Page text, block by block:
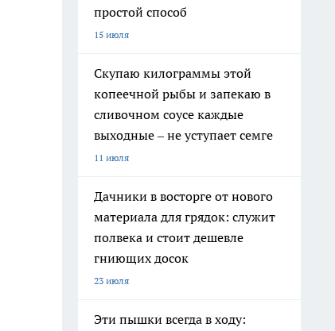
простой способ
15 июля
Скупаю килограммы этой
копеечной рыбы и запекаю в
сливочном соусе каждые
выходные – не уступает семге
11 июля
Дачники в восторге от нового
материала для грядок: служит
полвека и стоит дешевле
гниющих досок
23 июля
Эти пышки всегда в ходу: